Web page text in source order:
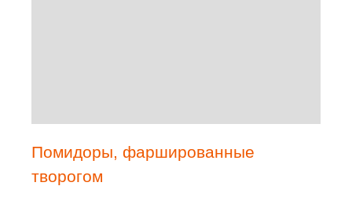
Помидоры, фаршированные
творогом